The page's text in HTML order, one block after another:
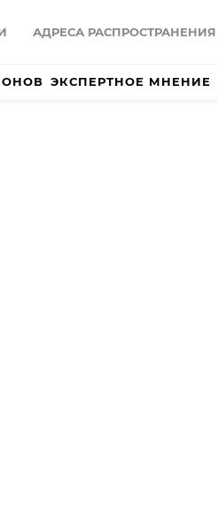
АДРЕСА РАСПРОСТРАНЕНИЯ
ЭКСПЕРТНОЕ МНЕНИЕ